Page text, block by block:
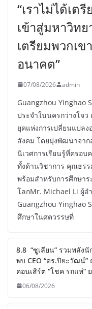
“เราไม่ได้เต
เข้าสู่มหาวิท
เตรียมพวกเ
อนาคต”
07/08/2026 admin
Guangzhou Yinghao
ประจำในนครกว่างโจว
ยุคแห่งการเปลี่ยนแปลง
สังคม โดยมุ่งพัฒนาจา
นิเวศการเรียนรู้ที่ครอ
ทั้งด้านวิชาการ คุณธร
พร้อมสำหรับการศึกษา
โลกMr. Michael Li ผู้อ
Guangzhou Yinghao
ศึกษาในศตวรรษที่
8.8 “ซูเลียน” รวมพลัง
พบ CEO “ดร.ปิยะวัฒน์
คอนเสิร์ต “โชค รถแห่”
06/08/2026